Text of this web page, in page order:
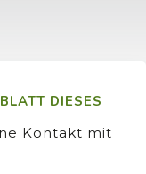
DIESES
Kontakt mit